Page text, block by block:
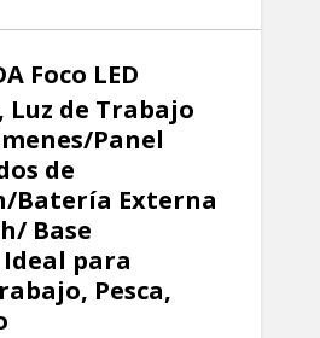
Foco LED
Luz de Trabajo
Panel
de
Batería Externa
Base
para
Pesca,